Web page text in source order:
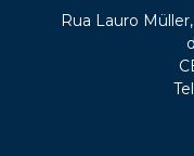
Rua Lauro